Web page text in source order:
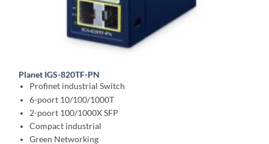
Planet IGS-820TF-PN
Profinet industrial Switch
6-poort 10/100/1000T
2-poort 100/1000X SFP
Compact industrial
Green Networking